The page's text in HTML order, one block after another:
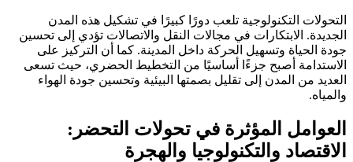
التحولات التكنولوجية تلعب دورًا كبيرًا في تشكيل هذه المدن
الجديدة. الابتكارات في مجالات النقل والاتصالات تؤدي إلى تحسين
جودة الحياة وتسهيل الحركة داخل المدينة. كما أن التركيز على
الاستدامة أصبح جزءًا أساسيًا من التخطيط الحضري، حيث تسعى
العديد من المدن إلى تقليل بصمتها البيئية وتحسين جودة الهواء
والمياه.
العوامل المؤثرة في تحولات التحضر:
الاقتصاد والتكنولوجيا والهجرة